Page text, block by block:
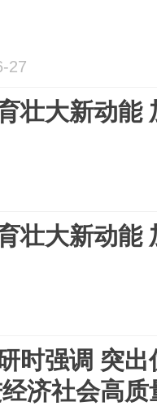
27
壮大新动能
壮大新动能
时强调 突
济社会高质